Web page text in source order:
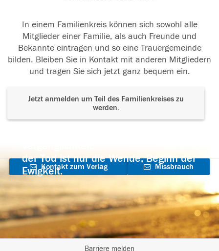
In einem Familienkreis können sich sowohl alle
Mitglieder einer Familie, als auch Freunde und
Bekannte eintragen und so eine Trauergemeinde
bilden. Bleiben Sie in Kontakt mit anderen Mitgliedern
und tragen Sie sich jetzt ganz bequem ein.
Jetzt anmelden um Teil des Familienkreises zu
werden.
der Tod ist nur die Wende, Beginn der
Ewigkeit.
Kontakt zum Verlag
aufnehmen
Missbrauch
Barriere melden